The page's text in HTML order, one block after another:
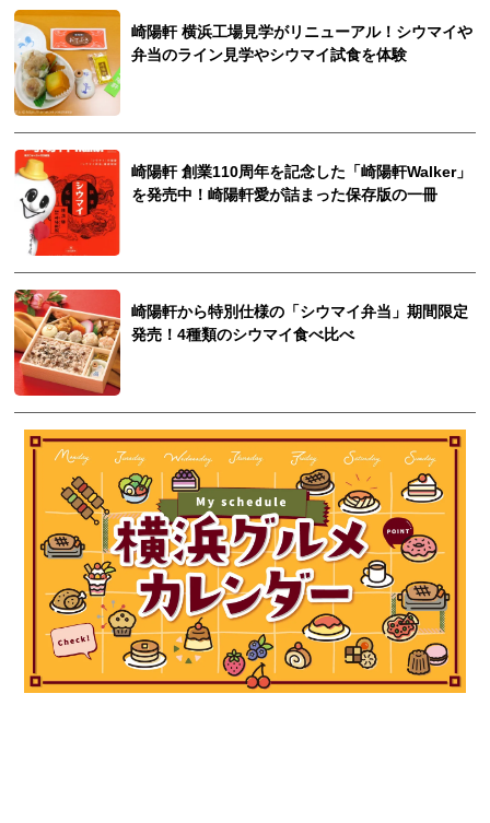
崎陽軒 横浜工場見学がリニューアル！シウマイや
弁当のライン見学やシウマイ試食を体験
崎陽軒 創業110周年を記念した「崎陽軒Walker」
を発売中！崎陽軒愛が詰まった保存版の一冊
崎陽軒から特別仕様の「シウマイ弁当」期間限定
発売！4種類のシウマイ食べ比べ